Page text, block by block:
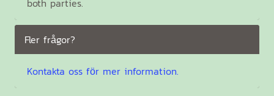
both parties.
Fler frågor?
Kontakta oss för mer information.